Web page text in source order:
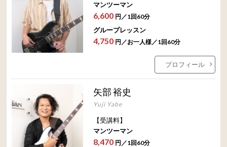
マンツーマン
6,600 円／1回60分
グループレッスン
4,750 円／お一人様／1回60分
プロフィール
矢部 裕史
Yuji Yabe
【受講料】
マンツーマン
8,470 円／1回60分